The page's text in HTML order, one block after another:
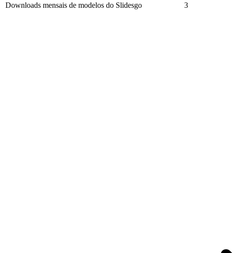
Downloads mensais de modelos do Slidesgo 3